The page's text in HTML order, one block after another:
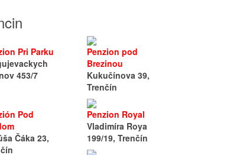
Pri Parku
453/7
Penzion pod
Brezinou
Kukučínova 39,
Trenčín
Pod
Čáka 23,
Penzion Royal
Vladimíra Roya
199/19, Trenčín